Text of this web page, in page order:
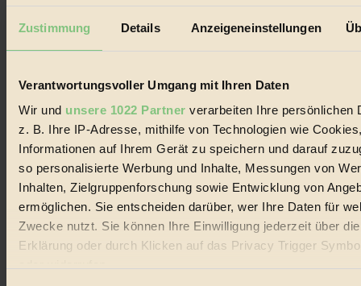
Zustimmung Details Anzeigeneinstellungen
Verantwortungsvoller Umgang mit Ihren Daten
Wir und unsere 1022 Partner verarbeiten Ihre persönlichen
z. B. Ihre IP-Adresse, mithilfe von Technologien wie
Informationen auf Ihrem Gerät zu speichern und darauf
so personalisierte Werbung und Inhalte, Messungen von
Inhalten, Zielgruppenforschung sowie Entwicklung von
ermöglichen. Sie entscheiden darüber, wer Ihre Daten für
Zwecke nutzt. Sie können Ihre Einwilligung jederzeit über
Erklärung oder durch Klicken auf das Privacy Trigger
22.601 Fans auf Facebook
Nachhaltigkeit
Vegan